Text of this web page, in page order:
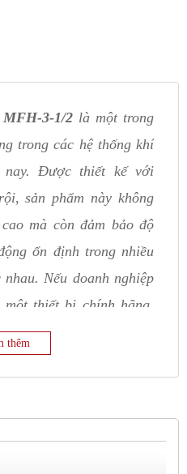
3-1/2 là một trong
trong các hệ thống khí
Được thiết kế với
sản phẩm này không
mà còn đảm bảo độ
ổn định trong nhiều
Nếu doanh nghiệp
thiết bị chính hãng,
giá cả hợp lý,
tín để cung cấp van
thêm